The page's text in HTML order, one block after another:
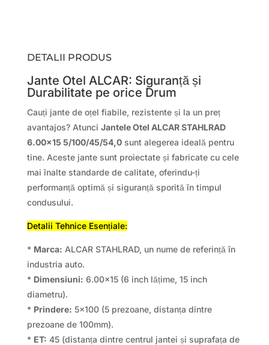
DETALII PRODUS
Jante Otel ALCAR: Siguranță și
Durabilitate pe orice Drum
Cauți jante de oțel fiabile, rezistente și la un preț
avantajos? Atunci Jantele Otel ALCAR STAHLRAD
6.00×15 5/100/45/54,0sunt alegerea ideală pentru
tine. Aceste jante sunt proiectate și fabricate cu cele
mai înalte standarde de calitate, oferindu-ți
performanță optimă și siguranță sporită în timpul
condusului.
Detalii Tehnice Esențiale:
* Marca: ALCAR STAHLRAD, un nume de referință în
industria auto.
* Dimensiuni: 6.00×15 (6 inch lățime, 15 inch
diametru).
* Prindere: 5×100 (5 prezoane, distanța dintre
prezoane de 100mm).
* ET: 45 (distanța dintre centrul jantei și suprafața de